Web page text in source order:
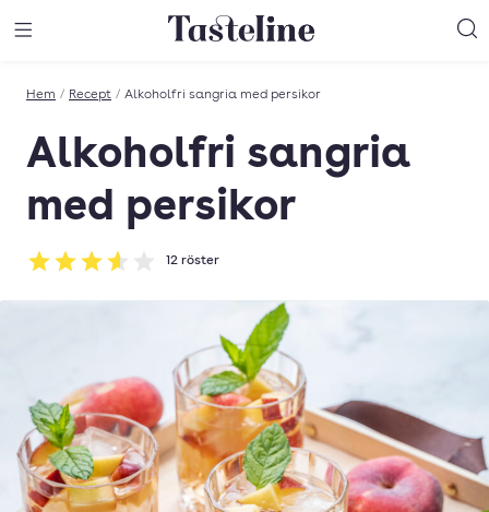
Till Tastelines startsida
Hem / Recept / Alkoholfri sangria med persikor
Alkoholfri sangria
med persikor
Betyg: 3.58 av 5
12 röster